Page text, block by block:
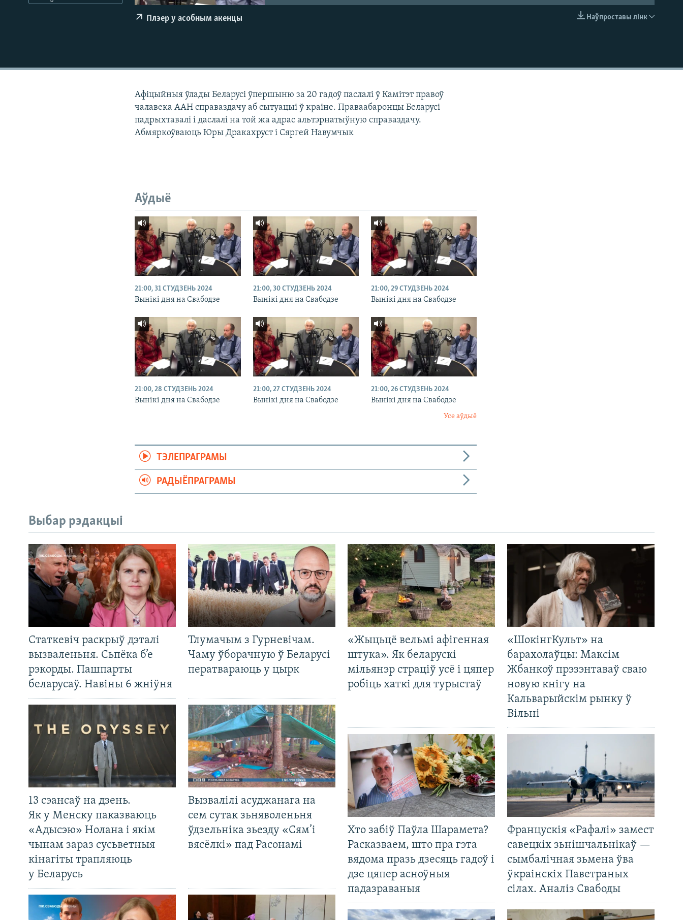
Наўпроставы лінк
Плэер у асобным акенцы
Афіцыйныя ўлады Беларусі ўпершыню за 20 гадоў паслалі ў Камітэт правоў
чалавека ААН справаздачу аб сытуацыі ў краіне. Праваабаронцы Беларусі
падрыхтавалі і даслалі на той жа адрас альтэрнатыўную справаздачу.
Абмяркоўваюць Юры Дракахруст і Сяргей Навумчык
Аўдыё
21:00, 31 СТУДЗЕНЬ 2024
Вынікі дня на Свабодзе
21:00, 30 СТУДЗЕНЬ 2024
Вынікі дня на Свабодзе
21:00, 29 СТУДЗЕНЬ 2024
Вынікі дня на Свабодзе
21:00, 28 СТУДЗЕНЬ 2024
Вынікі дня на Свабодзе
21:00, 27 СТУДЗЕНЬ 2024
Вынікі дня на Свабодзе
21:00, 26 СТУДЗЕНЬ 2024
Вынікі дня на Свабодзе
Усе аўдыё
ТЭЛЕПРАГРАМЫ
РАДЫЁПРАГРАМЫ
Выбар рэдакцыі
Статкевіч раскрыў дэталі
вызваленьня. Сьпёка б’е
рэкорды. Пашпарты
беларусаў. Навіны 6 жніўня
Тлумачым з Гурневічам.
Чаму ўборачную ў Беларусі
ператвараюць у цырк
13 сэансаў на дзень.
Як у Менску паказваюць
«Адысэю» Нолана і якім
чынам зараз сусьветныя
кінагіты трапляюць
у Беларусь
Вызвалілі асуджанага на
сем сутак зьняволеньня
ўдзельніка зьезду «Сям’і
вясёлкі» пад Расонамі
«Жыцьцё вельмі афігенная
штука». Як беларускі
мільянэр страціў усё і цяпер
робіць хаткі для турыстаў
«ШокінгКульт» на
барахолаўцы: Максім
Жбанкоў прэзэнтаваў сваю
новую кнігу на
Кальварыйскім рынку ў
Вільні
Хто забіў Паўла Шарамета?
Расказваем, што пра гэта
вядома празь дзесяць гадоў і
дзе цяпер асноўныя
падазраваныя
Францускія «Рафалі» замест
савецкіх зьнішчальнікаў —
сымбалічная зьмена ўва
ўкраінскіх Паветраных
сілах. Аналіз Свабоды